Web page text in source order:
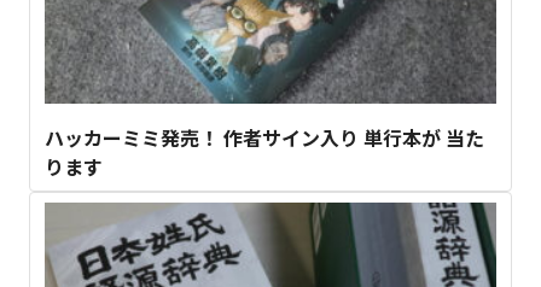
ハッカーミミ発売！ 作者サイン入り 単行本が 当た
ります